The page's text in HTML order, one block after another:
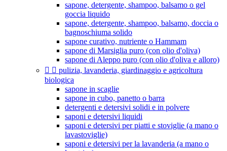
sapone, detergente, shampoo, balsamo o gel
goccia liquido
sapone, detergente, shampoo, balsamo, doccia o
bagnoschiuma solido
sapone curativo, nutriente o Hammam
sapone di Marsiglia puro (con olio d'oliva)
sapone di Aleppo puro (con olio d'oliva e alloro)
  pulizia, lavanderia, giardinaggio e agricoltura
biologica
sapone in scaglie
sapone in cubo, panetto o barra
detergenti e detersivi solidi e in polvere
saponi e detersivi liquidi
saponi e detersivi per piatti e stoviglie (a mano o
lavastoviglie)
saponi e detersivi per la lavanderia (a mano o